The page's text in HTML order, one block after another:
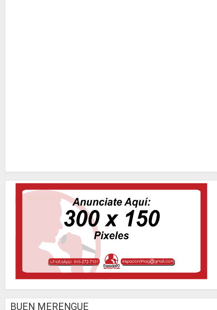
BUEN MERENGUE